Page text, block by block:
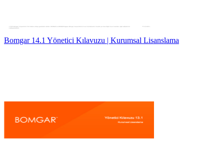
Bomgar 14.1 Yönetici Kılavuzu | Kurumsal Lisanslama